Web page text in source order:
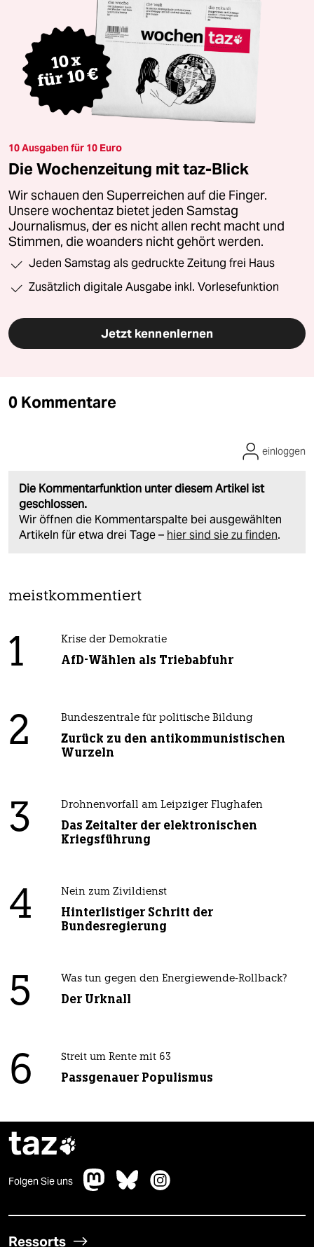
10 Ausgaben für 10 Euro
Die Wochenzeitung mit taz-Blick
Wir schauen den Superreichen auf die Finger.
Unsere wochentaz bietet jeden Samstag
Journalismus, der es nicht allen recht macht und
Stimmen, die woanders nicht gehört werden.
Jeden Samstag als gedruckte Zeitung frei Haus
Zusätzlich digitale Ausgabe inkl. Vorlesefunktion
Jetzt kennenlernen
0 Kommentare
Die Kommentarfunktion unter diesem Artikel ist
geschlossen.
Wir öffnen die Kommentarspalte bei ausgewählten
Artikeln für etwa drei Tage – hier sind sie zu finden.
einloggen
meistkommentiert
1 Krise der Demokratie
AfD-Wählen als Triebabfuhr
2 Bundeszentrale für politische Bildung
Zurück zu den antikommunistischen
Wurzeln
3 Drohnenvorfall am Leipziger Flughafen
Das Zeitalter der elektronischen
Kriegsführung
4 Nein zum Zivildienst
Hinterlistiger Schritt der
Bundesregierung
5 Was tun gegen den Energiewende-Rollback?
Der Urknall
6 Streit um Rente mit 63
Passgenauer Populismus
taz
Folgen Sie uns
Ressorts